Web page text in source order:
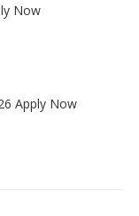
Now
Apply Now